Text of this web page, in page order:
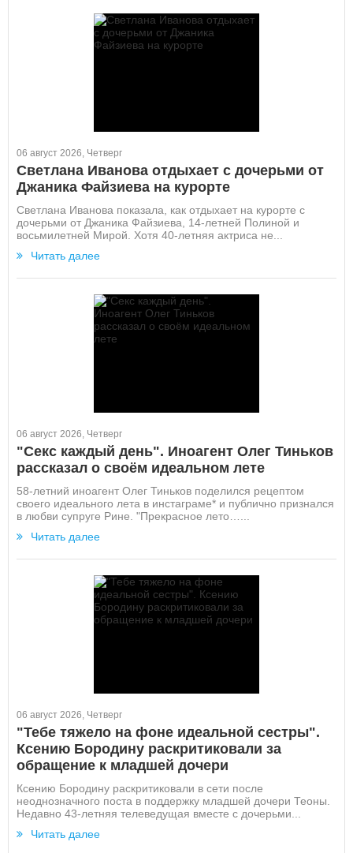
06 август 2026, Четверг
Светлана Иванова отдыхает с дочерьми от
Джаника Файзиева на курорте
Светлана Иванова показала, как отдыхает на курорте с
дочерьми от Джаника Файзиева, 14-летней Полиной и
восьмилетней Мирой. Хотя 40-летняя актриса не...
Читать далее
06 август 2026, Четверг
"Секс каждый день". Иноагент Олег Тиньков
рассказал о своём идеальном лете
58-летний иноагент Олег Тиньков поделился рецептом
своего идеального лета в инстаграме* и публично признался
в любви супруге Рине. "Прекрасное лето…...
Читать далее
06 август 2026, Четверг
"Тебе тяжело на фоне идеальной сестры".
Ксению Бородину раскритиковали за
обращение к младшей дочери
Ксению Бородину раскритиковали в сети после
неоднозначного поста в поддержку младшей дочери Теоны.
Недавно 43-летняя телеведущая вместе с дочерьми...
Читать далее